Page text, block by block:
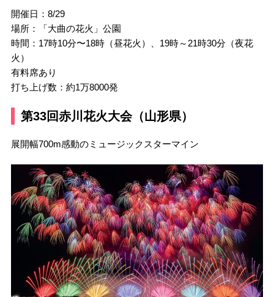
開催日：8/29
場所：「大曲の花火」公園
時間：17時10分〜18時（昼花火）、19時～21時30分（夜花
火）
有料席あり
打ち上げ数：約1万8000発
第33回赤川花火大会（山形県）
展開幅700m感動のミュージックスターマイン